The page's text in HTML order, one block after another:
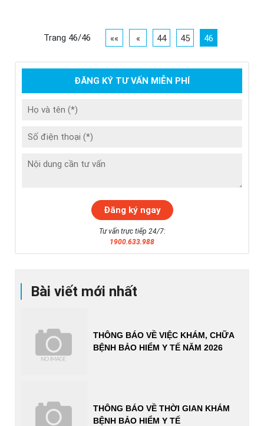
Trang 46/46 «« « 44 45 46
Bài viết mới nhất
THÔNG BÁO VỀ VIỆC KHÁM, CHỮA
BỆNH BẢO HIỂM Y TẾ NĂM 2026
THÔNG BÁO VỀ THỜI GIAN KHÁM
BỆNH BẢO HIỂM Y TẾ
ĐĂNG KÝ TƯ VẤN MIỄN PHÍ
Tư vấn trực tiếp 24/7:
1900.633.988